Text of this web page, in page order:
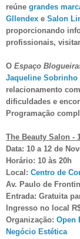
reúne grandes
Gllendex e Salon
proporcionando
profissionais,
O Espaço
Jaqueline Sobrinho
relacionamento
dificuldades e
Programação
The Beauty Salon -
Data: 10 a 12 de
Horário: 10 às 20h
Local: Centro de
Av. Paulo de
Entrada: Gratuita
Ingresso no local
Organização: Open
Negócio Estética